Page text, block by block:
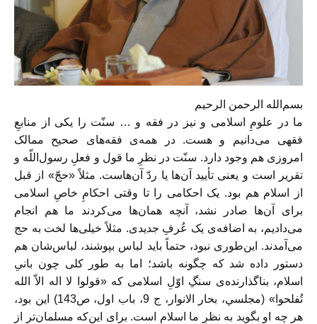
بسم‌الله الرحمن الرحیم
ما در علومِ اسلامی و نیز در فقه و … سنّت را یکی از منابعِ
فقهی می‌دانیم و هست. در همه‌ی فقه‌های صحیح ممالک
امروزی هم وجود دارد. سنّت در نظرِ ما قول و فعلِ رسول‌اللّه و
تقریر است و یعنی تأیید آن‌ها یا ردّ آن‌هاست. مثلاً «حجّ» از قبل
از اسلام هم بود. یک احکامی را تا وقتی احکامِ خاصِ اسلامی
برای آن‌ها صادر نشد، آنچه همان‌ها می‌کردند ما هم انجام
می‌دادیم، به اضافه‌ی یک عُرفِ جدیدی. مثلاً خیلی‌ها لخت به حج
می‌آمدند. این‌طوری نبود، حتماً باید لباس بپوشند، لباس‌شان هم
دستور داده شد که چگونه باشد؛ اما به طور کلی چون بانیِ
اسلام، بناگذارنده‌ی سنگِ اوّلِ اسلامی که «قولوا لا اله الاّ الله
تُفلحوا» (مجلسي، بحار الانوار، ج 9، باب اول، ص143) این بود،
هر چه او بگوید به نظرِ ما اسلام است. برای این‌که مسلمان‌تر از